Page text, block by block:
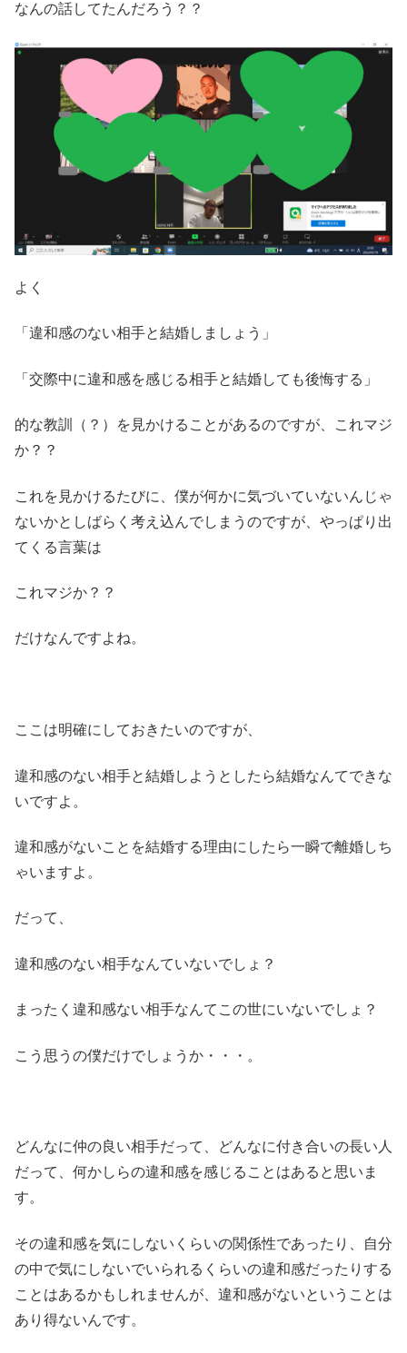
なんの話してたんだろう？？
よく
「違和感のない相手と結婚しましょう」
「交際中に違和感を感じる相手と結婚しても後悔する」
的な教訓（？）を見かけることがあるのですが、これマジ
か？？
これを見かけるたびに、僕が何かに気づいていないんじゃ
ないかとしばらく考え込んでしまうのですが、やっぱり出
てくる言葉は
これマジか？？
だけなんですよね。
ここは明確にしておきたいのですが、
違和感のない相手と結婚しようとしたら結婚なんてできな
いですよ。
違和感がないことを結婚する理由にしたら一瞬で離婚しち
ゃいますよ。
だって、
違和感のない相手なんていないでしょ？
まったく違和感ない相手なんてこの世にいないでしょ？
こう思うの僕だけでしょうか・・・。
どんなに仲の良い相手だって、どんなに付き合いの長い人
だって、何かしらの違和感を感じることはあると思いま
す。
その違和感を気にしないくらいの関係性であったり、自分
の中で気にしないでいられるくらいの違和感だったりする
ことはあるかもしれませんが、違和感がないということは
あり得ないんです。